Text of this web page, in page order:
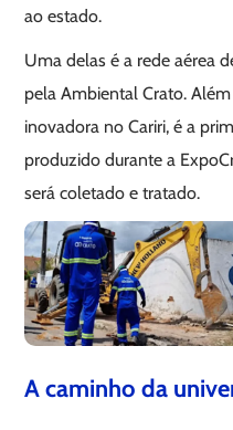
ao estado.
Uma delas é a rede aérea
pela Ambiental Crato.
inovadora no Cariri, é a
produzido durante a
será coletado e tratado.
A caminho da